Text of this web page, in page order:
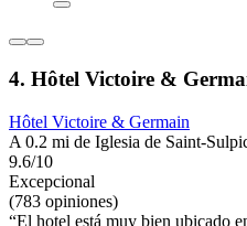
4. Hôtel Victoire &
Hôtel Victoire & Germain
A 0.2 mi de Iglesia de Saint-
9.6/10
Excepcional
(783 opiniones)
“El hotel está muy bien ubicado